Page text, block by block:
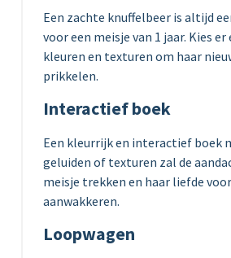
Een zachte knuffelbeer is altijd
voor een meisje van 1 jaar. Kies
kleuren en texturen om haar
prikkelen.
Interactief boek
Een kleurrijk en interactief boek
geluiden of texturen zal de
meisje trekken en haar liefde
aanwakkeren.
Loopwagen